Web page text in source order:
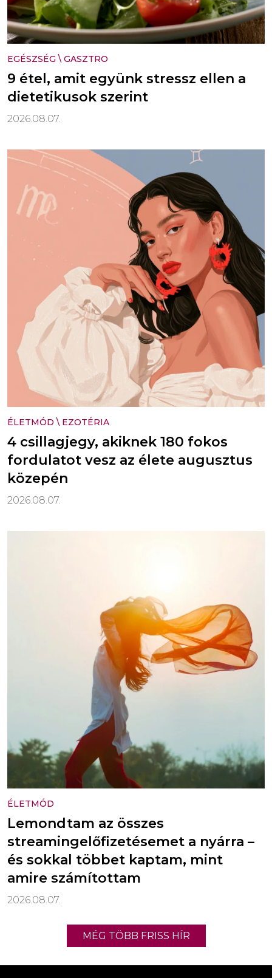
EGÉSZSÉG \ GASZTRO
9 étel, amit együnk stressz ellen a
dietetikusok szerint
2026.08.07.
ÉLETMÓD \ EZOTÉRIA
4 csillagjegy, akiknek 180 fokos
fordulatot vesz az élete augusztus
közepén
2026.08.07.
ÉLETMÓD
Lemondtam az összes
streamingelőfizetésemet a nyárra –
és sokkal többet kaptam, mint
amire számítottam
2026.08.07.
MÉG TÖBB FRISS HÍR